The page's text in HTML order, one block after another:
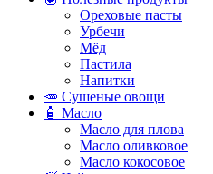
Ореховые пасты
Урбечи
Мёд
Пастила
Напитки
🥕 Сушеные овощи
🧴 Масло
Масло для плова
Масло оливковое
Масло кокосовое